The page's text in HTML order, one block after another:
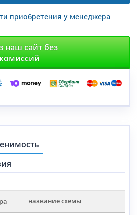
приобретения у менеджера
наш сайт без
название схемы